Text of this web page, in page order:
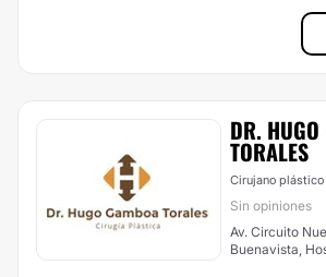
DR.
TORALES
Cirujano plástico
Sin opiniones
Av. Circuito Nuevo 835,
Buenavista,